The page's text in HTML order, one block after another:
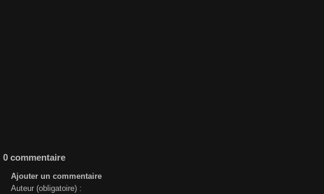
0 commentaire
Ajouter un commentaire
Auteur (obligatoire) :